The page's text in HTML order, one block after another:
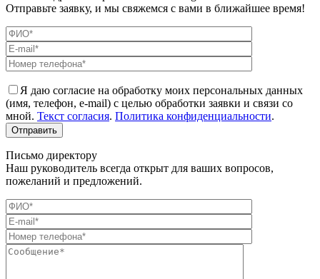
Отправьте заявку, и мы свяжемся с вами в ближайшее время!
Я даю согласие на обработку моих персональных данных
(имя, телефон, e-mail) с целью обработки заявки и связи со
мной. Текст согласия. Политика конфиденциальности.
Письмо директору
Наш руководитель всегда открыт для ваших вопросов,
пожеланий и предложений.